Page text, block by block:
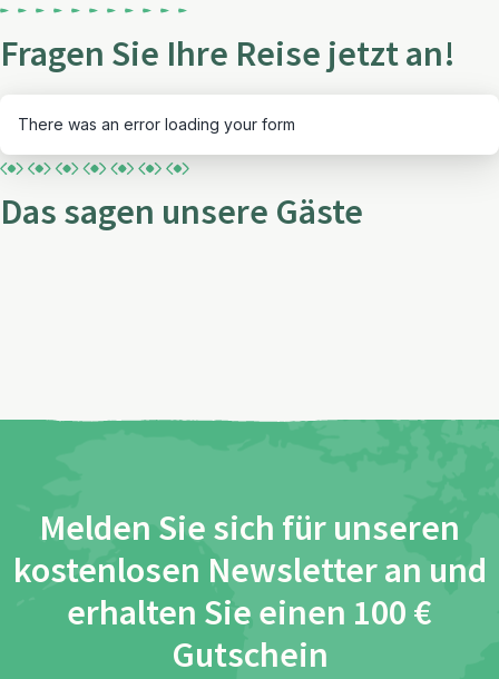
Fragen Sie Ihre Reise jetzt an!
There was an error loading your form
Das sagen unsere Gäste
Melden Sie sich für unseren
kostenlosen Newsletter an und
erhalten Sie einen 100 €
Gutschein